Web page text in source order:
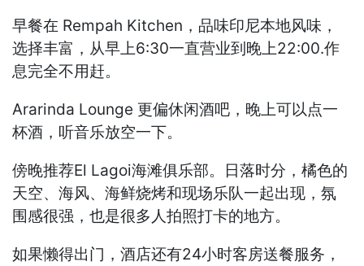
早餐在 Rempah Kitchen，品味印尼本地风味，
选择丰富，从早上6:30一直营业到晚上22:00.作
息完全不用赶。
Ararinda Lounge 更偏休闲酒吧，晚上可以点一
杯酒，听音乐放空一下。
傍晚推荐El Lagoi海滩俱乐部。日落时分，橘色的
天空、海风、海鲜烧烤和现场乐队一起出现，氛
围感很强，也是很多人拍照打卡的地方。
如果懒得出门，酒店还有24小时客房送餐服务，